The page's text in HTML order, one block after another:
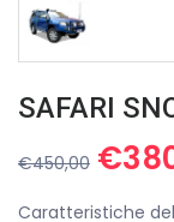
€450,00 Il
€
Caratteristiche